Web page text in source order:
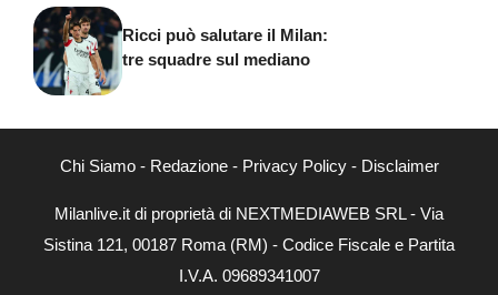
Ricci può salutare il Milan:
tre squadre sul mediano
Chi Siamo- Redazione- Privacy Policy- Disclaimer
Milanlive.it di proprietà di NEXTMEDIAWEB SRL - Via
Sistina 121, 00187 Roma (RM) - Codice Fiscale e Partita
I.V.A. 09689341007